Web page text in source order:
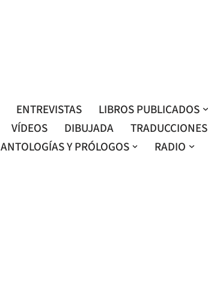
ENTREVISTAS
LIBROS PUBLICADOS
VÍDEOS DIBUJADA TRADUCCIONES
ANTOLOGÍAS Y PRÓLOGOS RADIO